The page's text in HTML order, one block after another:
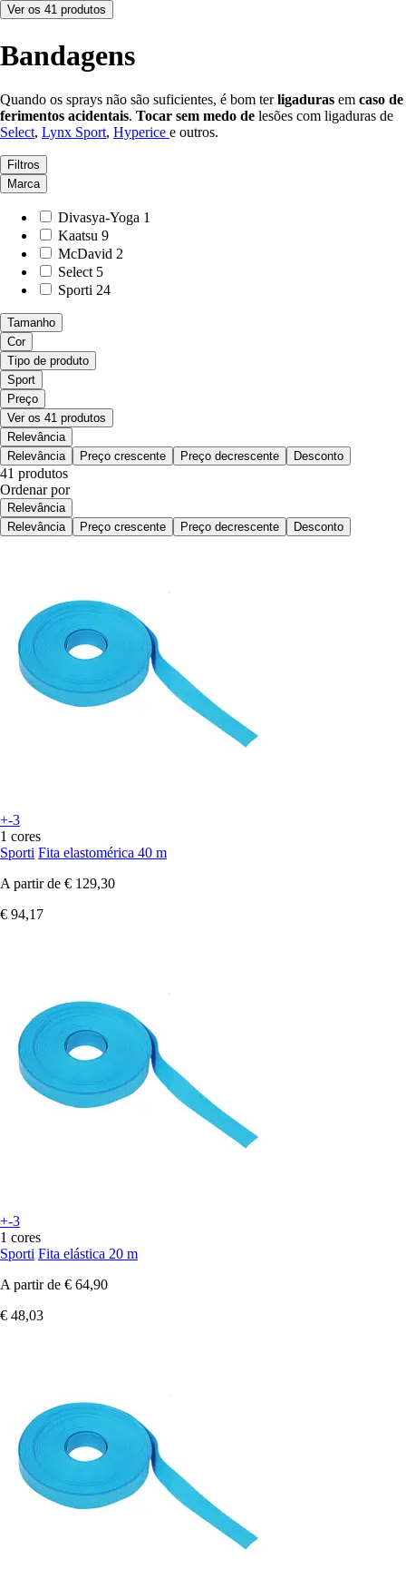
Ver os 41 produtos
Bandagens
Quando os sprays não são suficientes, é bom terligaduras em caso de
ferimentos acidentais. Tocar sem medo de lesões com ligaduras de
Select, Lynx Sport, Hyperice e outros.
Filtros
Marca
Divasya-Yoga 1
Kaatsu 9
McDavid 2
Select 5
Sporti 24
Tamanho
Cor
Tipo de produto
Sport
Preço
Ver os 41 produtos
Relevância
Relevância
Preço crescente Preço decrescente Desconto
41 produtos
Ordenar por
Relevância
Relevância
Preço crescente Preço decrescente Desconto
+-3
1 cores
Sporti Fita elastomérica 40 m
A partir de € 129,30
€ 94,17
+-3
1 cores
Sporti Fita elástica 20 m
A partir de € 64,90
€ 48,03